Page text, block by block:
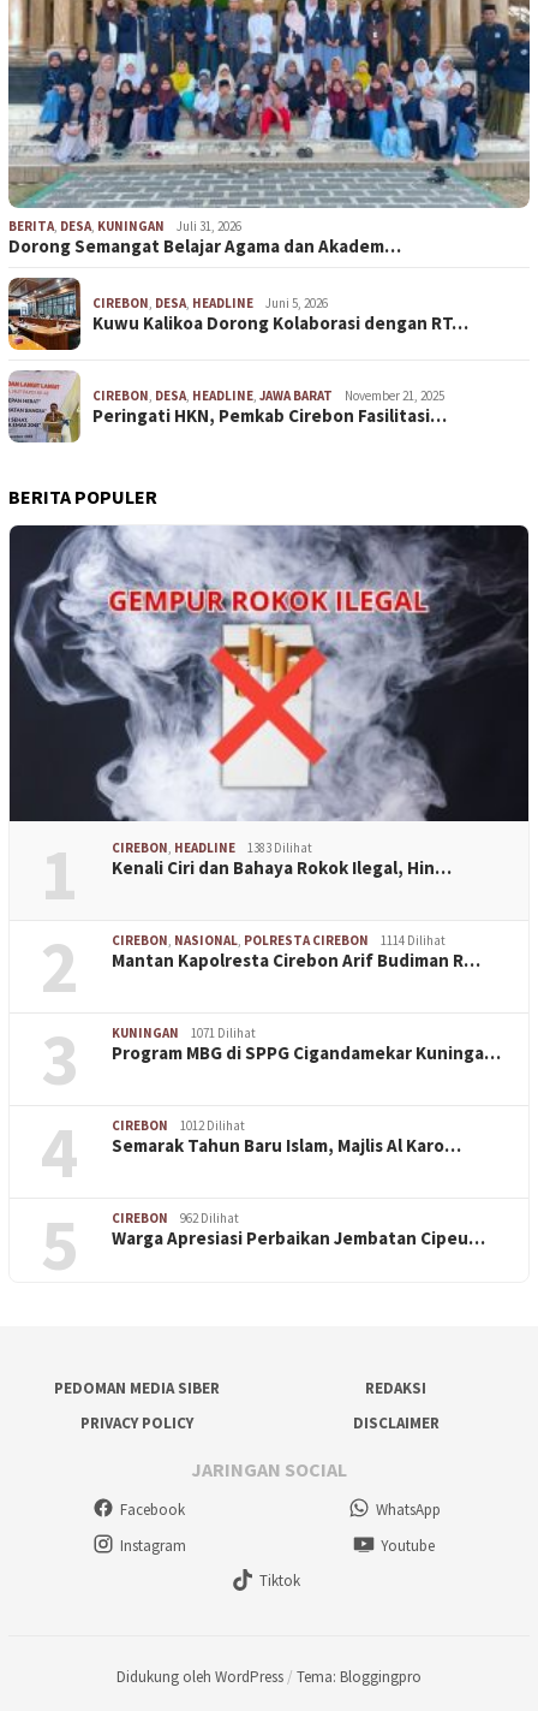
BERITA DESA KUNINGAN Juli 31, 2026
Dorong Semangat Belajar Agama dan Akadem…
CIREBON DESA HEADLINE Juni 5, 2026
Kuwu Kalikoa Dorong Kolaborasi dengan RT…
CIREBON DESA HEADLINE JAWA BARAT November 21, 2025
Peringati HKN, Pemkab Cirebon Fasilitasi…
BERITA POPULER
1 CIREBON HEADLINE 1383 Dilihat
Kenali Ciri dan Bahaya Rokok Ilegal, Hin…
2 CIREBON NASIONAL POLRESTA CIREBON 1114 Dilihat
Mantan Kapolresta Cirebon Arif Budiman R…
3 KUNINGAN 1071 Dilihat
Program MBG di SPPG Cigandamekar Kuninga…
4 CIREBON 1012 Dilihat
Semarak Tahun Baru Islam, Majlis Al Karo…
5 CIREBON 962 Dilihat
Warga Apresiasi Perbaikan Jembatan Cipeu…
PEDOMAN MEDIA SIBER
REDAKSI
PRIVACY POLICY
DISCLAIMER
JARINGAN SOCIAL
Facebook
WhatsApp
Instagram
Youtube
Tiktok
Didukung oleh WordPress / Tema: Bloggingpro